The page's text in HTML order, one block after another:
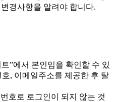
경사항을 알려야 합니다.
”에서 본인임을 확인할 수 있
, 이메일주소를 제공한 후 탈
호로 로그인이 되지 않는 것